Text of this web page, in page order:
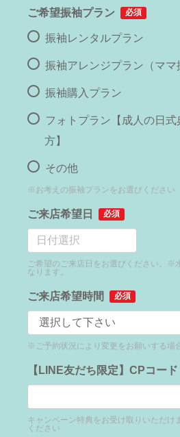
ご希望振袖プラン 必須
振袖レンタルプラン
振袖アレンジプラン（ママ
振袖購入プラン
フォトプラン【成人の日
方】
その他
※お考えの振袖プランをお選びください
ご来店希望日 必須
ご希望のご来店日をお選びください。※
なります。
ご来店希望時間 必須
※ご予約状況により変更をお願いする場
【LINE友だち限定】CPコード
キャンペーン特典をお受け取りいただ
ください